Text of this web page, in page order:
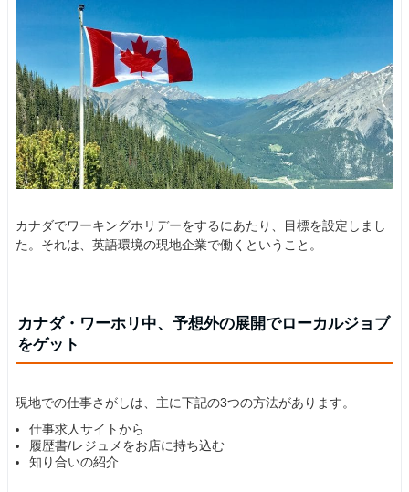
カナダでワーキングホリデーをするにあたり、目標を設定しまし
た。それは、英語環境の現地企業で働くということ。
カナダ・ワーホリ中、予想外の展開でローカルジョブ
をゲット
現地での仕事さがしは、主に下記の3つの方法があります。
仕事求人サイトから
履歴書/レジュメをお店に持ち込む
知り合いの紹介